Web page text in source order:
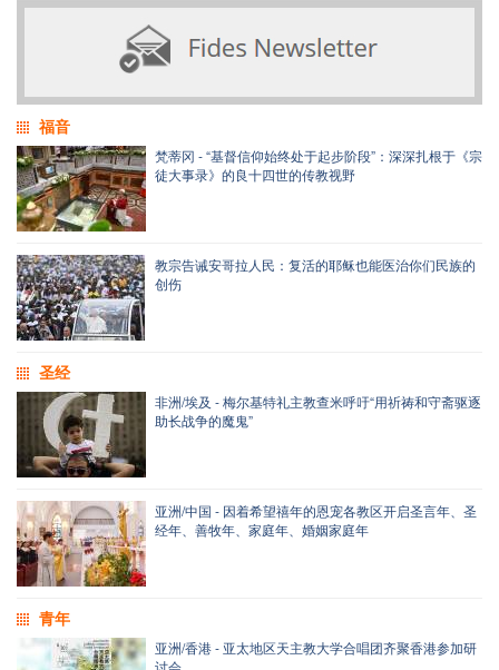
福音
梵蒂冈 - “基督信仰始终处于起步阶段”：深深扎根于《宗
徒大事录》的良十四世的传教视野
教宗告诫安哥拉人民：复活的耶稣也能医治你们民族的
创伤
圣经
非洲/埃及 - 梅尔基特礼主教查米呼吁“用祈祷和守斋驱逐
助长战争的魔鬼”
亚洲/中国 - 因着希望禧年的恩宠各教区开启圣言年、圣
经年、善牧年、家庭年、婚姻家庭年
青年
亚洲/香港 - 亚太地区天主教大学合唱团齐聚香港参加研
讨会